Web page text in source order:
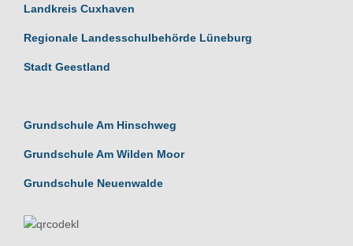
Landkreis Cuxhaven
Regionale Landesschulbehörde Lüneburg
Stadt Geestland
Grundschule Am Hinschweg
Grundschule Am Wilden Moor
Grundschule Neuenwalde